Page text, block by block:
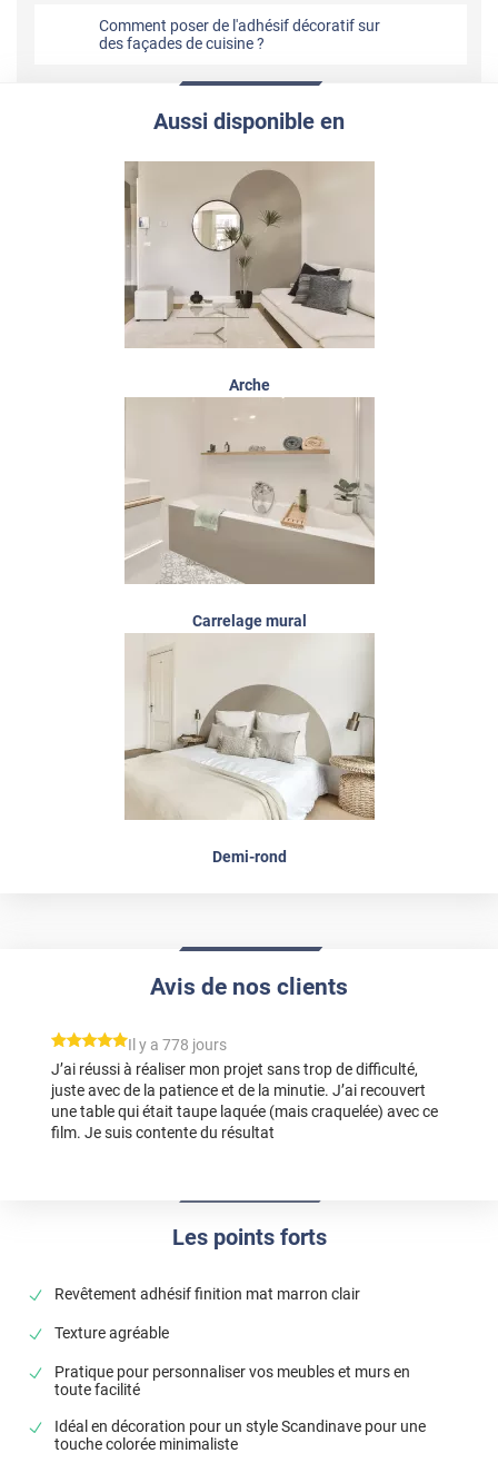
Comment poser de l'adhésif décoratif sur
des façades de cuisine ?
Aussi disponible en
Arche
Carrelage mural
Demi-rond
Les points forts
Revêtement adhésif finition mat marron clair
Texture agréable
Pratique pour personnaliser vos meubles et murs en
toute facilité
Idéal en décoration pour un style Scandinave pour une
touche colorée minimaliste
Avis de nos clients
*****
Il y a 778 jours
J’ai réussi à réaliser mon projet sans trop de difficulté,
juste avec de la patience et de la minutie. J’ai recouvert
une table qui était taupe laquée (mais craquelée) avec ce
film. Je suis contente du résultat